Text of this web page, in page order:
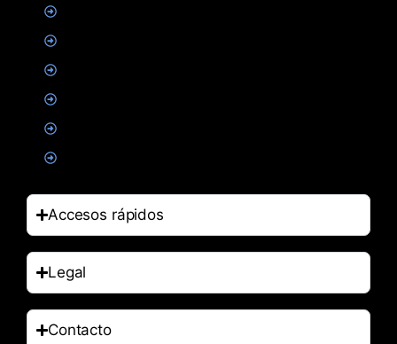
Accesos rápidos
Legal
Contacto